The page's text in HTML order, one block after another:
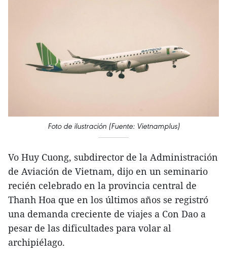
Foto de ilustración (Fuente: Vietnamplus)
Vo Huy Cuong, subdirector de la Administración
de Aviación de Vietnam, dijo en un seminario
recién celebrado en la provincia central de
Thanh Hoa que en los últimos años se registró
una demanda creciente de viajes a Con Dao a
pesar de las dificultades para volar al
archipiélago.